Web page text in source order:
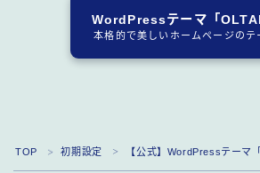
WordPressテーマ「
本格的で美しいホームページのテ
TOP ＞ 初期設定 ＞ 【公式】WordPressテーマ